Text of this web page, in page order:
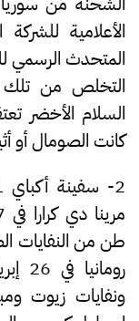
الأعلامية
المتحدث الرسمي
التخلص من تلك
السلام الأخضر
كانت الصومال أو
2- سفينة أكباي 1 (Akbay-1):
طن من النفايات
ونفايات زيوت